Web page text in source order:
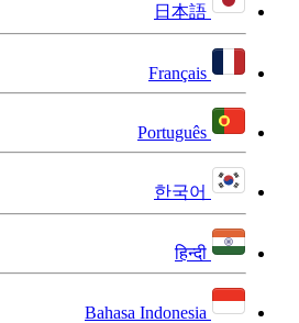
日本語
Français
Português
한국어
हिन्दी
Bahasa Indonesia